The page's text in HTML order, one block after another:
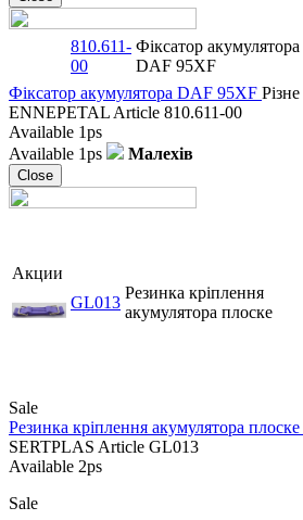
810.611-
00
Фіксатор акумулятора
DAF 95XF
Фіксатор акумулятора DAF 95XF Різне
ENNEPETAL Article 810.611-00
Available 1ps
Available 1ps Малехів
Close
Акции
GL013
Резинка кріплення
акумулятора плоске
Sale
Резинка кріплення акумулятора плоске
SERTPLAS Article GL013
Available 2ps
Sale